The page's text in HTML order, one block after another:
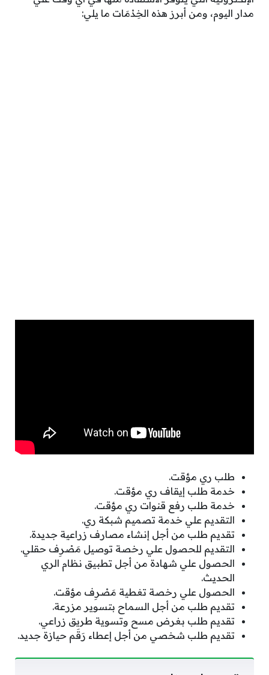
مدار اليوم، ومن أبرز هذه الخِدْمَات ما يلي:
طلب ري مؤقت.
خدمة طلب إيقاف ري مؤقت.
خدمة طلب رفع قنوات ري مؤقت.
التقديم علي خدمة تصميم شبكة ري.
تقديم طلب من أجل إنشاء مصارف زراعية جديدة.
التقديم للحصول علي رخصة توصيل مَصْرِف حقلي.
الحصول علي شهادة من أجل تطبيق نظام الري
الحديث.
الحصول علي رخصة تغطية مَصْرِف مؤقت.
تقديم طلب من أجل السماح بتسوير مزرعة.
تقديم طلب بغرض مسح وتسوية طريق زراعي.
تقديم طلب شخصي من أجل إعطاء رَقَم حيازة جديد.